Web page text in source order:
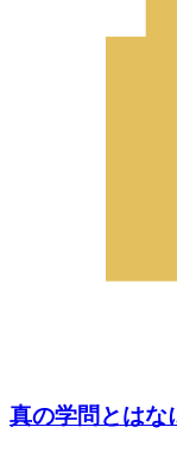
真の学問とは